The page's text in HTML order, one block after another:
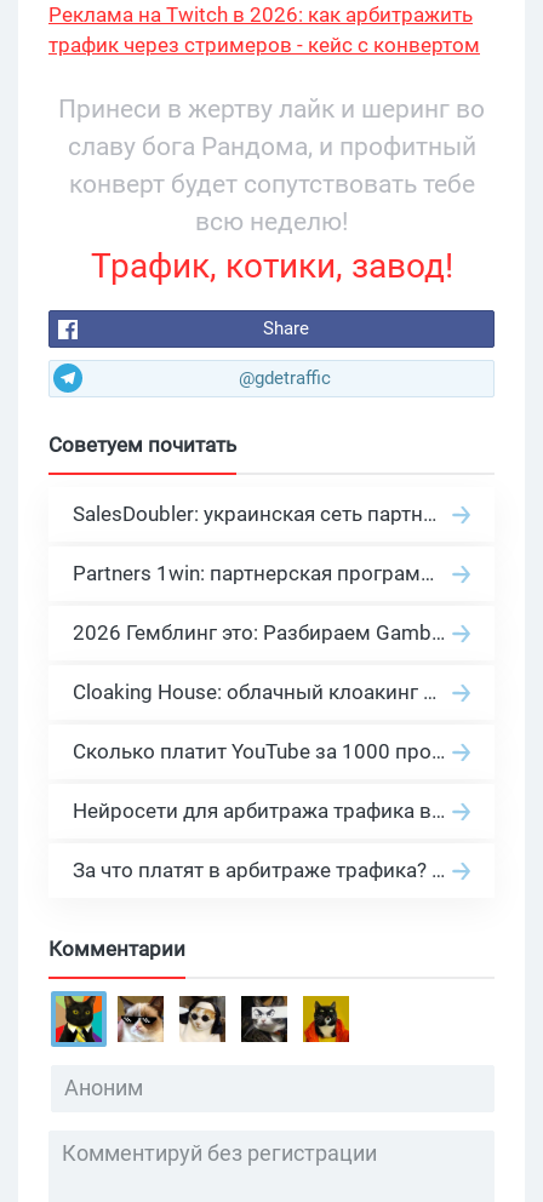
Реклама на Twitch в 2026: как арбитражить
трафик через стримеров - кейс с конвертом
Принеси в жертву лайк и шеринг во
славу бога Рандома, и профитный
конверт будет сопутствовать тебе
всю неделю!
Трафик, котики, завод!
Share
@gdetraffic
Советуем почитать
SalesDoubler: украинская сеть партнерских программ с оплатой за действие
Partners 1win: партнерская программа казино в нише гемблинг арбитраж
2026 Гемблинг это: Разбираем Gambling вертикаль, и все что связано с гемблинг и беттинг офферами
Cloaking House: облачный клоакинг для фильтрации ботов FB и Google Ads — гайд PHP-интеграции 2026
Сколько платит YouTube за 1000 просмотров в 2026: реальные цифры от 0.5 до 36 USD по ГЕО
Нейросети для арбитража трафика в 2026: инструменты, кейсы и AI-медиабайеры
За что платят в арбитраже трафика? 30 моделей оплаты в бурж и СНГ партнерках
Комментарии